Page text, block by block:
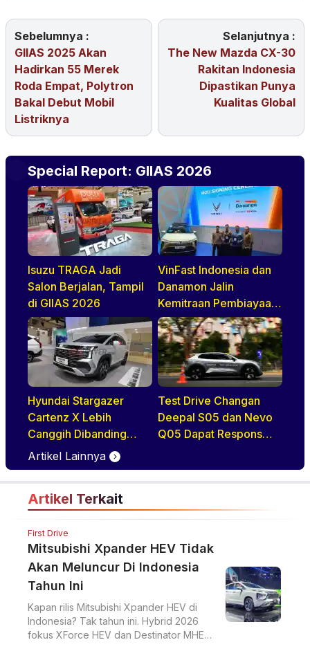
Sebelumnya :
GIIAS 2025 Akan
Hadirkan 55 Merek
Roda Empat, Polytron
Bakal Debut Mobil
Listriknya
Selanjutnya :
The New Mazda CX-30
Rakitan Indonesia
Dipastikan Punya
Kualitas Global
Special Report: GIIAS 2026
Isuzu TRAGA Jadi
Salon Berjalan, Tampil
di GIIAS 2026
VinFast Indonesia dan
Danamon Jalin
Kemitraan Pembiayaan
Dealer
Hyundai Stargazer
Cartenz X Lebih
Canggih Dibanding
Rivalnya Berkat Hal Ini
Test Drive Changan
Deepal S05 dan Nevo
Q05 Dapat Respons
Artikel Lainnya
Artikel Terkait
First Drive
Mitsubishi Xpander HEV Tidak
Akan Meluncur Di Indonesia
Tahun Ini
Kapan rilis Mitsubishi Xpander HEV di
Indonesia? Tak tahun ini. Hybrid 2026
fokus XForce HEV dan Destinator MHEV,